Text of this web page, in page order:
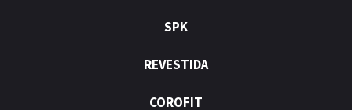
SPK
REVESTIDA
COROFIT